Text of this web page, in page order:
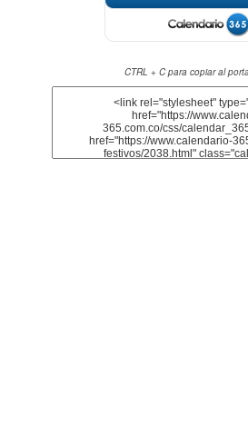
CTRL + C para copiar al